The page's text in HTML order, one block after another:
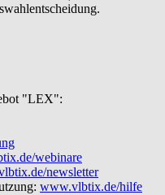
"LEX":
webinare
newsletter
www.vlbtix.de/hilfe